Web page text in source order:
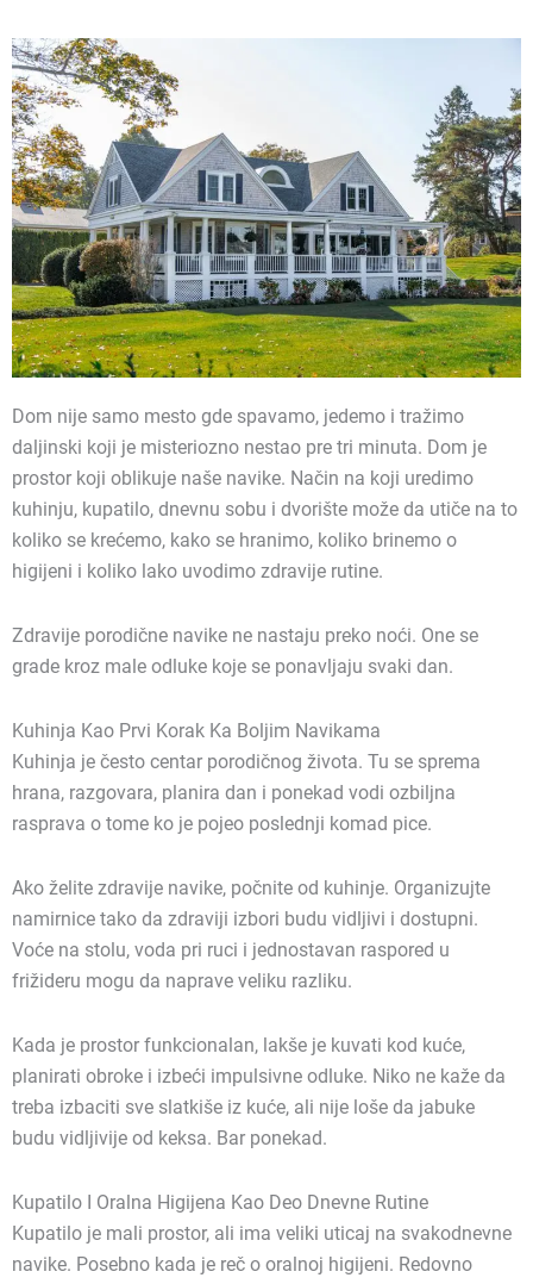
Dom nije samo mesto gde spavamo, jedemo i tražimo
daljinski koji je misteriozno nestao pre tri minuta. Dom je
prostor koji oblikuje naše navike. Način na koji uredimo
kuhinju, kupatilo, dnevnu sobu i dvorište može da utiče na to
koliko se krećemo, kako se hranimo, koliko brinemo o
higijeni i koliko lako uvodimo zdravije rutine.
Zdravije porodične navike ne nastaju preko noći. One se
grade kroz male odluke koje se ponavljaju svaki dan.
Kuhinja Kao Prvi Korak Ka Boljim Navikama
Kuhinja je često centar porodičnog života. Tu se sprema
hrana, razgovara, planira dan i ponekad vodi ozbiljna
rasprava o tome ko je pojeo poslednji komad pice.
Ako želite zdravije navike, počnite od kuhinje. Organizujte
namirnice tako da zdraviji izbori budu vidljivi i dostupni.
Voće na stolu, voda pri ruci i jednostavan raspored u
frižideru mogu da naprave veliku razliku.
Kada je prostor funkcionalan, lakše je kuvati kod kuće,
planirati obroke i izbeći impulsivne odluke. Niko ne kaže da
treba izbaciti sve slatkiše iz kuće, ali nije loše da jabuke
budu vidljivije od keksa. Bar ponekad.
Kupatilo I Oralna Higijena Kao Deo Dnevne Rutine
Kupatilo je mali prostor, ali ima veliki uticaj na svakodnevne
navike. Posebno kada je reč o oralnoj higijeni. Redovno